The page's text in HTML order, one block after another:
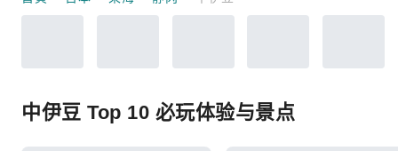
中伊豆 Top 10 必玩体验与景点